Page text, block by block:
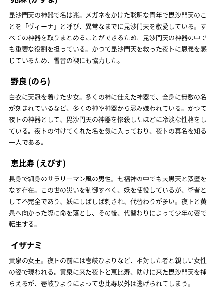
毘沙門天の神器で名は兆。メガネをかけた聡明な青年で毘沙門天のこ
とを「ヴィーナ」と呼び、異常なまでに毘沙門天を敬愛している。す
べての神器を取りまとめることができるため、毘沙門天の神器の中で
も重要な役割を担っている。かつて毘沙門天を救った夜トに恩義を感
じているため、雪音の禊にも協力した。
野良 (のら)
白衣に天冠を着けた少女。多くの神に仕えた神器で、全身に無数の名
が刻まれているなど、多くの神や神器から忌み嫌われている。かつて
夜トの神器として、毘沙門天の神器を惨殺したほどに冷淡な性格をし
ている。夜トの付けてくれた名を気に入っており、夜トの真名を知る
一人である。
恵比寿 (えびす)
長身で細身のサラリーマン風の男性。七福神の中でも大黒天と双璧を
なす存在。この世の災いを制御すべく、妖を使役しているが、術者と
して不完全であり、妖にしばしば刺され、代替わりが多い。夜トと黄
泉へ向かった際に命を落とし、その後、代替わりによって少年の姿で
転生する。
イザナミ
黄泉の女王。夜トの前には壱岐ひよりなど、相対した者と親しい女性
の姿で現われる。黄泉に来た夜トと恵比寿、助けに来た毘沙門天を捕
らえるが、壱岐ひよりによって恵比寿以外は逃げられてしまう。